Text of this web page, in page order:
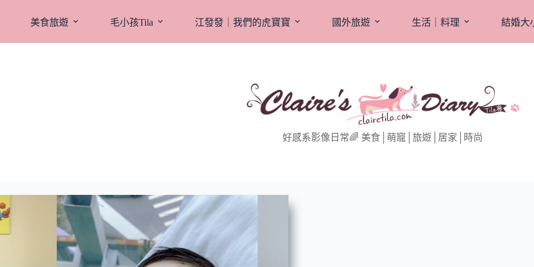
美食旅遊 毛小孩Tila 江發發｜我們的虎寶寶 國外旅遊 生活｜料理 結婚大
好感系影像日常🌈 美食│萌寵│旅遊│居家│時尚